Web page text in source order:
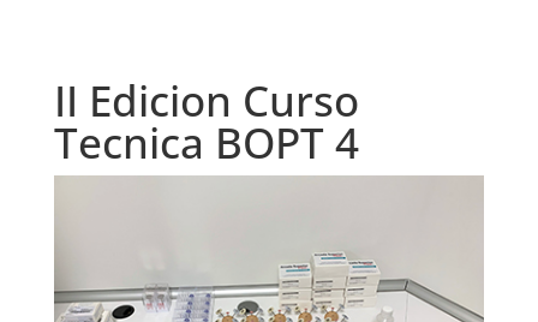
II Edicion Curso
Tecnica BOPT 4